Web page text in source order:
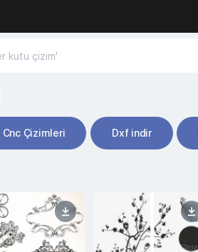
Cnc Çizimleri Dxf indir